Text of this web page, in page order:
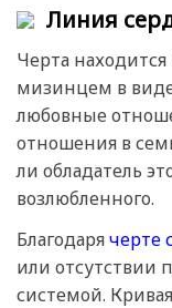
Линия
Черта
мизинцем в
любовные
отношения в
ли обладатель
возлюбленного.
Благодарячерте
или отсутствии
системой.